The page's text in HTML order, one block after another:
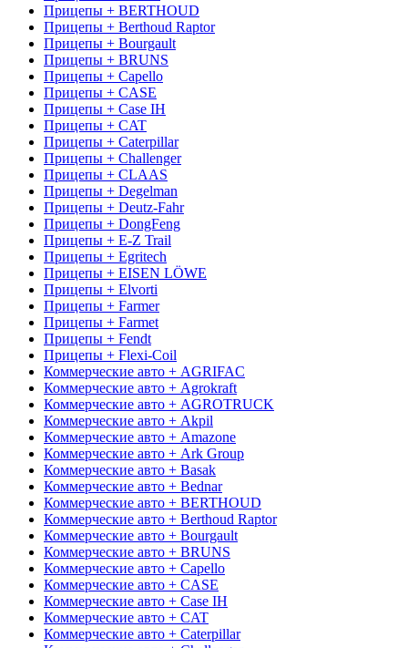
Прицепы + BERTHOUD
Прицепы + Berthoud Raptor
Прицепы + Bourgault
Прицепы + BRUNS
Прицепы + Capello
Прицепы + CASE
Прицепы + Case IH
Прицепы + CAT
Прицепы + Caterpillar
Прицепы + Challenger
Прицепы + CLAAS
Прицепы + Degelman
Прицепы + Deutz-Fahr
Прицепы + DongFeng
Прицепы + E-Z Trail
Прицепы + Egritech
Прицепы + EISEN LÖWE
Прицепы + Elvorti
Прицепы + Farmer
Прицепы + Farmet
Прицепы + Fendt
Прицепы + Flexi-Coil
Коммерческие авто + AGRIFAC
Коммерческие авто + Agrokraft
Коммерческие авто + AGROTRUCK
Коммерческие авто + Akpil
Коммерческие авто + Amazone
Коммерческие авто + Ark Group
Коммерческие авто + Basak
Коммерческие авто + Bednar
Коммерческие авто + BERTHOUD
Коммерческие авто + Berthoud Raptor
Коммерческие авто + Bourgault
Коммерческие авто + BRUNS
Коммерческие авто + Capello
Коммерческие авто + CASE
Коммерческие авто + Case IH
Коммерческие авто + CAT
Коммерческие авто + Caterpillar